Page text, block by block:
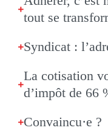
tout se
Syndicat :
La cotisation
d’impôt de 66
Convaincu·e ?